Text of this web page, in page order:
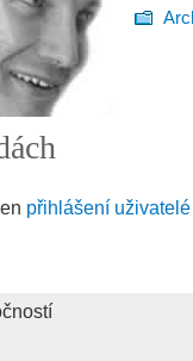
přihlášení uživatelé